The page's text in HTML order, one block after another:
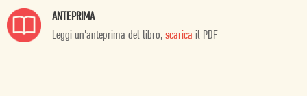
ANTEPRIMA
Leggi un'anteprima del libro, scarica il PDF